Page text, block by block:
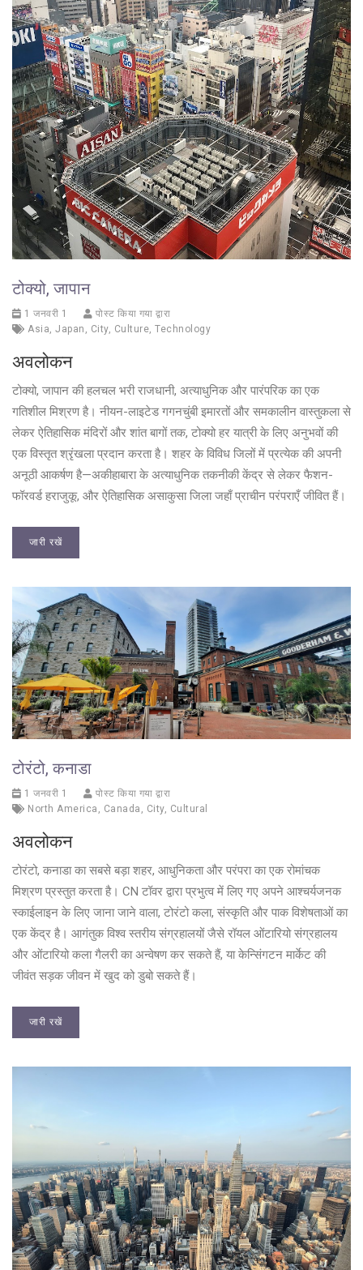
टोक्यो, जापान
1 जनवरी 1
पोस्ट किया गया द्वारा
Asia, Japan , City, Culture, Technology
अवलोकन
टोक्यो, जापान की हलचल भरी राजधानी, अत्याधुनिक और पारंपरिक का एक
गतिशील मिश्रण है। नीयन-लाइटेड गगनचुंबी इमारतों और समकालीन वास्तुकला से
लेकर ऐतिहासिक मंदिरों और शांत बागों तक, टोक्यो हर यात्री के लिए अनुभवों की
एक विस्तृत श्रृंखला प्रदान करता है। शहर के विविध जिलों में प्रत्येक की अपनी
अनूठी आकर्षण है—अकीहाबारा के अत्याधुनिक तकनीकी केंद्र से लेकर फैशन-
फॉरवर्ड हराजुकू, और ऐतिहासिक असाकुसा जिला जहाँ प्राचीन परंपराएँ जीवित हैं।
जारी रखें
टोरंटो, कनाडा
1 जनवरी 1
पोस्ट किया गया द्वारा
North America , Canada , City, Cultural
अवलोकन
टोरंटो, कनाडा का सबसे बड़ा शहर, आधुनिकता और परंपरा का एक रोमांचक
मिश्रण प्रस्तुत करता है। CN टॉवर द्वारा प्रभुत्व में लिए गए अपने आश्चर्यजनक
स्काईलाइन के लिए जाना जाने वाला, टोरंटो कला, संस्कृति और पाक विशेषताओं का
एक केंद्र है। आगंतुक विश्व स्तरीय संग्रहालयों जैसे रॉयल ओंटारियो संग्रहालय
और ओंटारियो कला गैलरी का अन्वेषण कर सकते हैं, या केन्सिंगटन मार्केट की
जीवंत सड़क जीवन में खुद को डुबो सकते हैं।
जारी रखें